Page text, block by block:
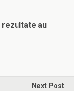
rezultate au
Next Post